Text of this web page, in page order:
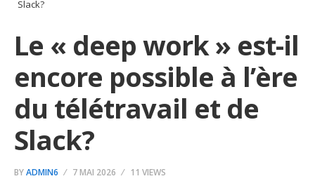
Slack?
Le « deep work » est-il
encore possible à l’ère
du télétravail et de
Slack?
BYADMIN6 7 MAI 2026 11 VIEWS